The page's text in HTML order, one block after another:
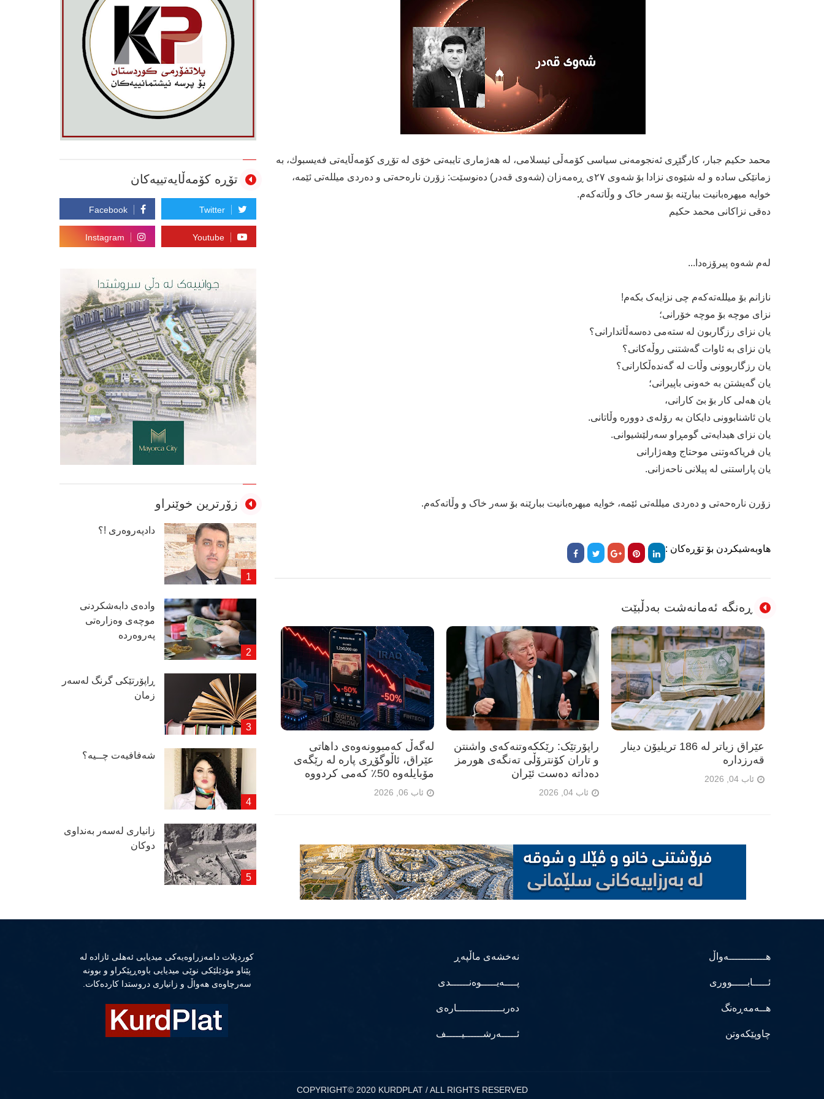
محمد حكیم جبار، كارگێڕی ئەنجومەنی سیاسی كۆمەڵی ئیسلامی، لە هەژماری تایبەتی خۆی لە تۆڕی كۆمەڵایەتی فەیسبوك، بە
زمانێكی سادە و لە شێوەی نزادا بۆ شەوی ٢٧ی ڕەمەزان (شەوی قەدر) دەنوسێت: زۆرن نارەحەتی و دەردی میللەتی ئێمە،
خوایە میھرەبانیت ببارێنە بۆ سەر خاک و وڵاتەکەم.
دەقی نزاكانی محمد حكیم
لەم شەوە پیرۆزەدا...
نازانم بۆ میللەتەکەم چی نزایەک بکەم!
نزای موچە بۆ موچە خۆرانی؛
یان نزای رزگاربون لە ستەمی دەسەڵاتدارانی؟
یان نزای بە ئاوات گەشتنی روڵەکانی؟
یان رزگاربوونی وڵات لە گەندەڵکارانی؟
یان گەیشتن بە خەونی باپیرانی؛
یان هەلی کار بۆ بێ کارانی،
یان ئاشنابوونی دایکان بە رۆلەی دوورە وڵاتانی.
یان نزای ھیدایەتی گومڕاو سەرلێشیوانی.
یان فریاکەوتنی موحتاج وھەژارانی
یان پاراستنی لە پیلانی ناحەزانی.
زۆرن نارەحەتی و دەردی میللەتی ئێمە، خوایە میھرەبانیت ببارێنە بۆ سەر خاک و وڵاتەکەم.
هاوبەشیکردن بۆ تۆڕەکان :
ڕەنگە ئەمانەشت بەدڵبێت
لەگەڵ کەمبوونەوەی داهاتی
عێراق، ئاڵوگۆڕی پارە لە رێگەی
مۆبایلەوە 50٪ کەمی کردووە
ئاب 06, 2026
راپۆرتێک: رێککەوتنەکەی واشنتن
و تاران کۆنترۆڵی تەنگەی هورمز
دەداتە دەست ئێران
ئاب 04, 2026
عێراق زیاتر لە 186 تریلیۆن دینار
قەرزدارە
ئاب 04, 2026
تۆڕە کۆمەڵایەتییەکان
زۆرترین خوێنراو
دادپەروەری !؟
وادەی دابەشكردنی
موچەی وەزارەتی
پەروەردە
ڕاپۆرتێكی گرنگ لەسەر
زمان
شەفافیەت چــیە؟
زانیاری لەسەر بەنداوی
دوكان
هــــــــــــەواڵ
ئـــــابـــــووری
هــەمەڕەنگ
چاوپێکەوتن
نەخشەی ماڵپەڕ
پــــەیـــــوەنــــــدی
دەربـــــــــــــــارەی
ئـــــەرشــــــیـــــف
كوردپلات دامەزراوەیەكی میدیایی ئەهلی ئازادە لە
پێناو مۆدێلێكی نوێی میدیایی باوەڕپێكراو و بوونە
سەرچاوەی هەواڵ و زانیاری دروستدا كاردەكات.
COPYRIGHT© 2020 KURDPLAT / ALL RIGHTS RESERVED